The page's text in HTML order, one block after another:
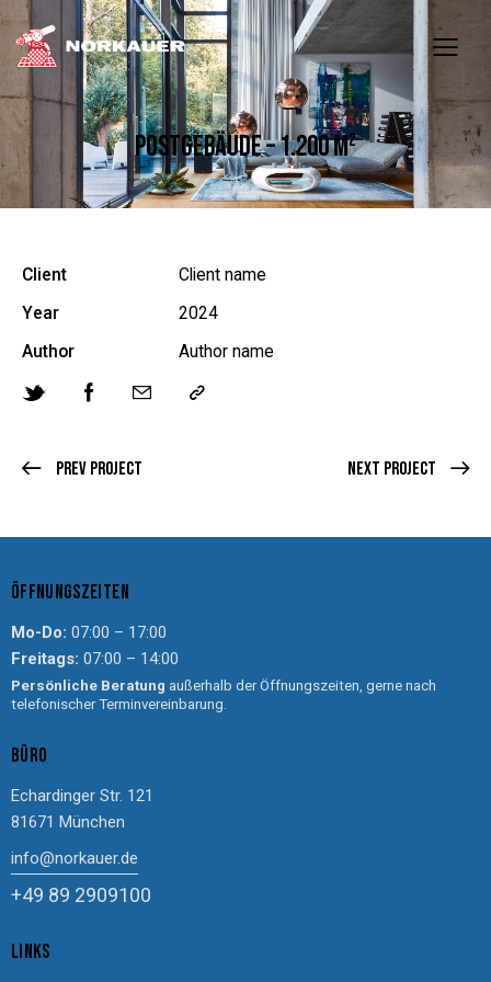
POSTGEBÄUDE – 1.200 M²
Client
Client name
Year
2024
Author
Author name
Prev Project Next Project
ÖFFNUNGSZEITEN
Mo-Do: 07:00 – 17:00
Freitags: 07:00 – 14:00
Persönliche Beratung außerhalb der Öffnungszeiten, gerne nach
telefonischer Terminvereinbarung.
BÜRO
Echardinger Str. 121
81671 München
info@norkauer.de
+49 89 2909100
LINKS